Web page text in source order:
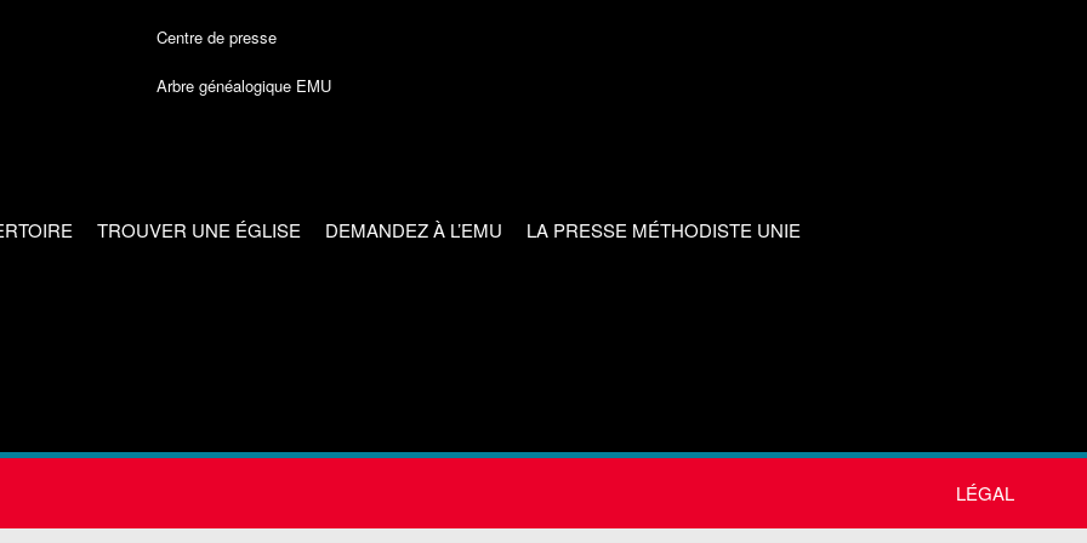
Centre de presse
Arbre généalogique EMU
TROUVER UNE ÉGLISE DEMANDEZ À L’EMU LA PRESSE MÉTHODISTE UNIE
LÉGAL